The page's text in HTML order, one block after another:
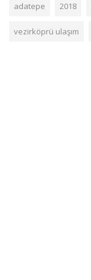
adatepe 2018
vezirköprü ulaşım